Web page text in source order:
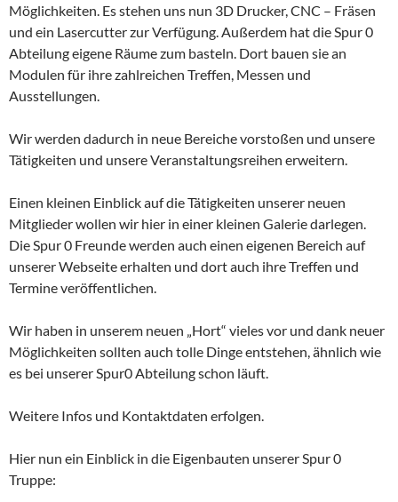
Möglichkeiten. Es stehen uns nun 3D Drucker, CNC – Fräsen
und ein Lasercutter zur Verfügung. Außerdem hat die Spur 0
Abteilung eigene Räume zum basteln. Dort bauen sie an
Modulen für ihre zahlreichen Treffen, Messen und
Ausstellungen.
Wir werden dadurch in neue Bereiche vorstoßen und unsere
Tätigkeiten und unsere Veranstaltungsreihen erweitern.
Einen kleinen Einblick auf die Tätigkeiten unserer neuen
Mitglieder wollen wir hier in einer kleinen Galerie darlegen.
Die Spur 0 Freunde werden auch einen eigenen Bereich auf
unserer Webseite erhalten und dort auch ihre Treffen und
Termine veröffentlichen.
Wir haben in unserem neuen „Hort“ vieles vor und dank neuer
Möglichkeiten sollten auch tolle Dinge entstehen, ähnlich wie
es bei unserer Spur0 Abteilung schon läuft.
Weitere Infos und Kontaktdaten erfolgen.
Hier nun ein Einblick in die Eigenbauten unserer Spur 0
Truppe: